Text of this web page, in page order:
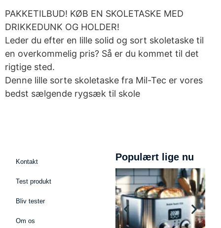
PAKKETILBUD! KØB EN SKOLETASKE MED
DRIKKEDUNK OG HOLDER!
Leder du efter en lille solid og sort skoletaske til
en overkommelig pris? Så er du kommet til det
rigtige sted.
Denne lille sorte skoletaske fra Mil-Tec er vores
bedst sælgende rygsæk til skole
Kontakt
Test produkt
Bliv tester
Om os
Populært lige nu